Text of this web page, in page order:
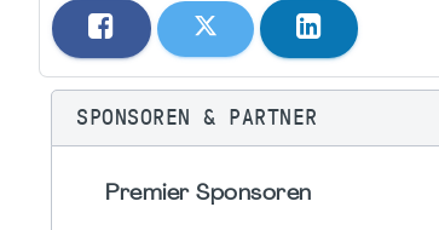
SPONSOREN & PARTNER
Premier Sponsoren